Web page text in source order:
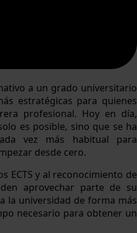
a un grado universitario
estratégicas para quienes
profesional. Hoy en día,
es posible, sino que se ha
vez más habitual para
desde cero.
ECTS y al reconocimiento de
aprovechar parte de su
la universidad de forma más
necesario para obtener un